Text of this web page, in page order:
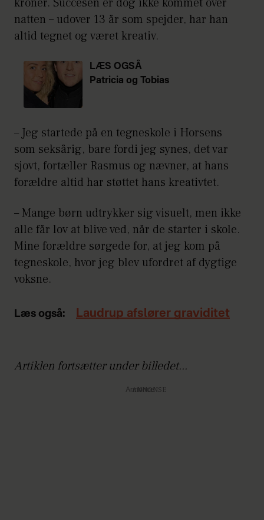
natten – udover 13 år som spejder, har han
altid tegnet og været kreativ.
LÆS OGSÅ
Patricia og Tobias
– Jeg startede på en tegneskole i Horsens
som seksårig, bare fordi jeg synes, det var
sjovt, fortæller Rasmus og nævner, at hans
forældre altid har støttet hans kreativtet.
– Mange børn udtrykker sig visuelt, men ikke
alle får lov at blive ved, når de starter i skole.
Mine forældre sørgede for, at jeg kom på
tegneskole, hvor jeg blev ufordret af dygtige
voksne.
Læs også: Laudrup afslører graviditet
Artiklen fortsætter under billedet...
Annonce